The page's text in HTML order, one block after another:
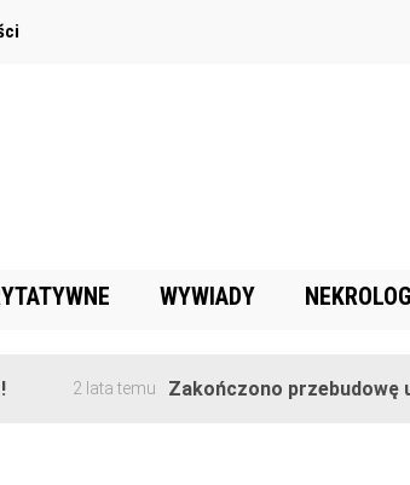
WYWIADY
2 lata temu Zakończono przebudowę